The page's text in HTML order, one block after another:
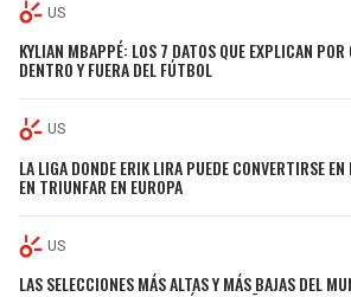
US
KYLIAN MBAPPÉ: LOS 7 DATOS QUE EXPLICAN POR
DENTRO Y FUERA DEL FÚTBOL
US
LA LIGA DONDE ERIK LIRA PUEDE CONVERTIRSE
EN TRIUNFAR EN EUROPA
US
LAS SELECCIONES MÁS ALTAS Y MÁS BAJAS DEL